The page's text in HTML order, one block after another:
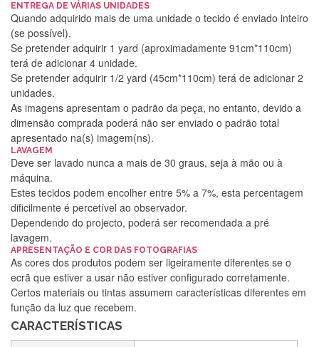
ENTREGA DE VÁRIAS UNIDADES
Quando adquirido mais de uma unidade o tecido é enviado inteiro
(se possível).
Se pretender adquirir 1 yard (aproximadamente 91cm*110cm)
terá de adicionar 4 unidade.
Se pretender adquirir 1/2 yard (45cm*110cm) terá de adicionar 2
unidades.
As imagens apresentam o padrão da peça, no entanto, devido a
dimensão comprada poderá não ser enviado o padrão total
apresentado na(s) imagem(ns).
LAVAGEM
Deve ser lavado nunca a mais de 30 graus, seja à mão ou à
máquina.
Estes tecidos podem encolher entre 5% a 7%, esta percentagem
dificilmente é percetível ao observador.
Dependendo do projecto, poderá ser recomendada a pré
lavagem.
APRESENTAÇÃO E COR DAS FOTOGRAFIAS
As cores dos produtos podem ser ligeiramente diferentes se o
ecrã que estiver a usar não estiver configurado corretamente.
Certos materiais ou tintas assumem características diferentes em
função da luz que recebem.
CARACTERÍSTICAS
Silvia Lopes
Encomenda direitinha. Rapidez e segurança. Volto a
encomendar.
Silvia André